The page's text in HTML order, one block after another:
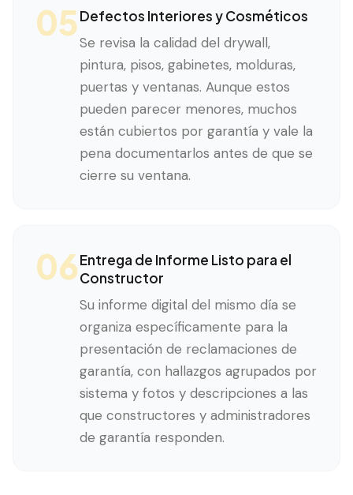
05Defectos Interiores y Cosméticos
Se revisa la calidad del drywall,
pintura, pisos, gabinetes, molduras,
puertas y ventanas. Aunque estos
pueden parecer menores, muchos
están cubiertos por garantía y vale la
pena documentarlos antes de que se
cierre su ventana.
06Entrega de Informe Listo para el
Constructor
Su informe digital del mismo día se
organiza específicamente para la
presentación de reclamaciones de
garantía, con hallazgos agrupados por
sistema y fotos y descripciones a las
que constructores y administradores
de garantía responden.